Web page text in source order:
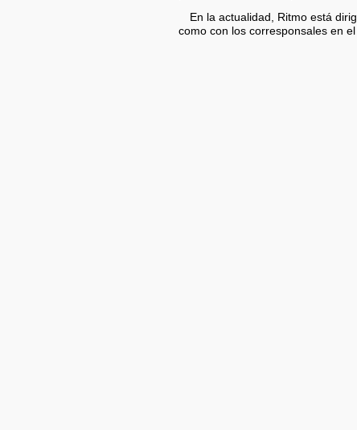
En la actualidad, Ritmo está
como con los corresponsales en